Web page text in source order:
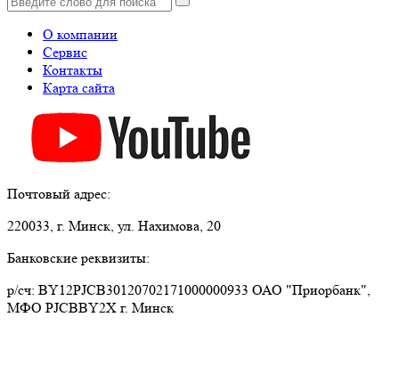
О компании
Сервис
Контакты
Карта сайта
Почтовый адрес:
220033, г. Минск, ул. Нахимова, 20
Банковские реквизиты:
р/сч: BY12PJCB30120702171000000933 ОАО "Приорбанк",
МФО PJCBBY2X г. Минск